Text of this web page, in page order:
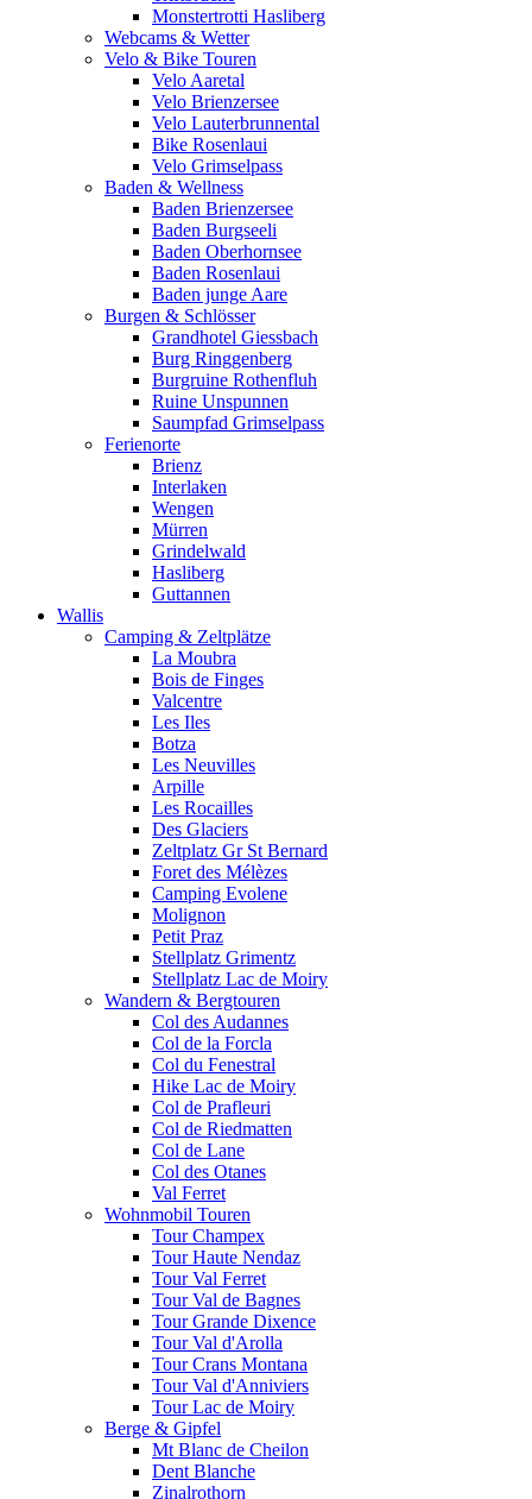
Monstertrotti Hasliberg
Webcams & Wetter
Velo & Bike Touren
Velo Aaretal
Velo Brienzersee
Velo Lauterbrunnental
Bike Rosenlaui
Velo Grimselpass
Baden & Wellness
Baden Brienzersee
Baden Burgseeli
Baden Oberhornsee
Baden Rosenlaui
Baden junge Aare
Burgen & Schlösser
Grandhotel Giessbach
Burg Ringgenberg
Burgruine Rothenfluh
Ruine Unspunnen
Saumpfad Grimselpass
Ferienorte
Brienz
Interlaken
Wengen
Mürren
Grindelwald
Hasliberg
Guttannen
Wallis
Camping & Zeltplätze
La Moubra
Bois de Finges
Valcentre
Les Iles
Botza
Les Neuvilles
Arpille
Les Rocailles
Des Glaciers
Zeltplatz Gr St Bernard
Foret des Mélèzes
Camping Evolene
Molignon
Petit Praz
Stellplatz Grimentz
Stellplatz Lac de Moiry
Wandern & Bergtouren
Col des Audannes
Col de la Forcla
Col du Fenestral
Hike Lac de Moiry
Col de Prafleuri
Col de Riedmatten
Col de Lane
Col des Otanes
Val Ferret
Wohnmobil Touren
Tour Champex
Tour Haute Nendaz
Tour Val Ferret
Tour Val de Bagnes
Tour Grande Dixence
Tour Val d'Arolla
Tour Crans Montana
Tour Val d'Anniviers
Tour Lac de Moiry
Berge & Gipfel
Mt Blanc de Cheilon
Dent Blanche
Zinalrothorn